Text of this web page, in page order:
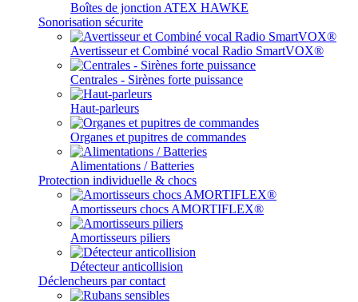
Boîtes de jonction ATEX HAWKE
Sonorisation sécurite
Avertisseur et Combiné vocal Radio SmartVOX®
Centrales - Sirènes forte puissance
Haut-parleurs
Organes et pupitres de commandes
Alimentations / Batteries
Protection individuelle & chocs
Amortisseurs chocs AMORTIFLEX®
Amortisseurs piliers
Détecteur anticollision
Déclencheurs par contact